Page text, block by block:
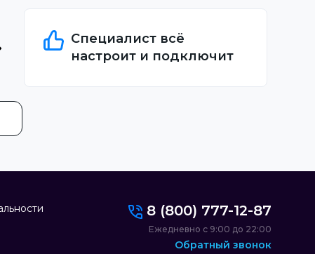
Специалист всё
настроит и подключит
8 (800) 777-12-87
Ежедневно с 9:00 до 22:00
Обратный звонок